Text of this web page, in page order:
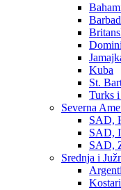
Kuba
St.
Turks
Severna
SAD,
SAD,
SAD,
Srednja i